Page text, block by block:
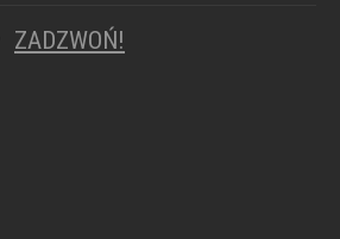
ZADZWOŃ!